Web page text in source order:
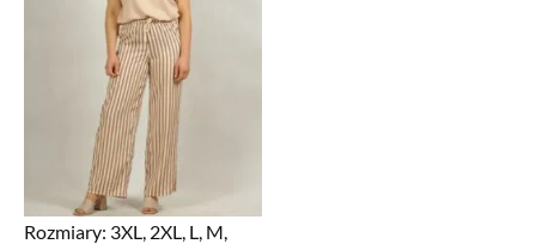
Rozmiary: 3XL, 2XL, L, M,